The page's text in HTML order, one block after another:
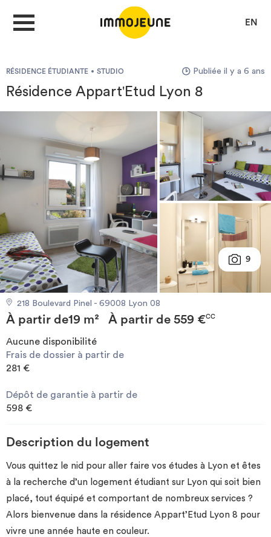
EN
DÉPOSER UNE ANNONCE
Je cherche un logement
Je propose un bien
Villes
Investir
Blog
RÉSIDENCE ÉTUDIANTE STUDIO Publiée il y a 6 ans
Résidence Appart'Etud Lyon 8
9
218 Boulevard Pinel - 69008 Lyon 08
À partir de19 m² À partir de 559 €CC
Aucune disponibilité
Frais de dossier à partir de
281 €
Dépôt de garantie à partir de
598 €
Description du logement
Vous quittez le nid pour aller faire vos études à Lyon et êtes
à la recherche d’un logement étudiant sur Lyon qui soit bien
placé, tout équipé et comportant de nombreux services ?
Alors bienvenue dans la résidence Appart’Etud Lyon 8 pour
vivre une année haute en couleur.